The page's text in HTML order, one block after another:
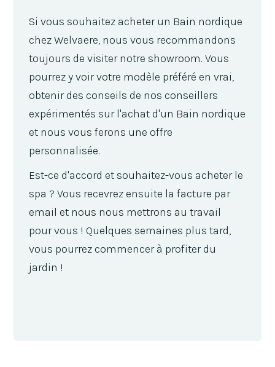
Si vous souhaitez acheter un Bain nordique
chez Welvaere, nous vous recommandons
toujours de visiter notre showroom. Vous
pourrez y voir votre modèle préféré en vrai,
obtenir des conseils de nos conseillers
expérimentés sur l'achat d'un Bain nordique
et nous vous ferons une offre
personnalisée.
Est-ce d'accord et souhaitez-vous acheter le
spa ? Vous recevrez ensuite la facture par
email et nous nous mettrons au travail
pour vous ! Quelques semaines plus tard,
vous pourrez commencer à profiter du
jardin !